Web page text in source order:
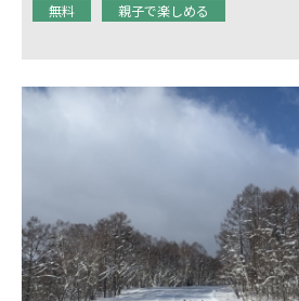
無料 親子で楽しめる